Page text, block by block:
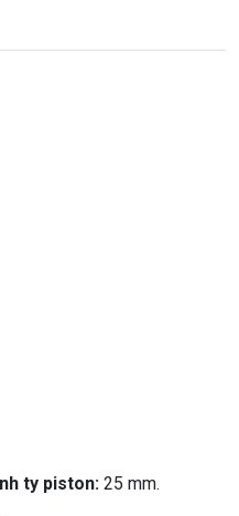
ty piston: 25 mm.